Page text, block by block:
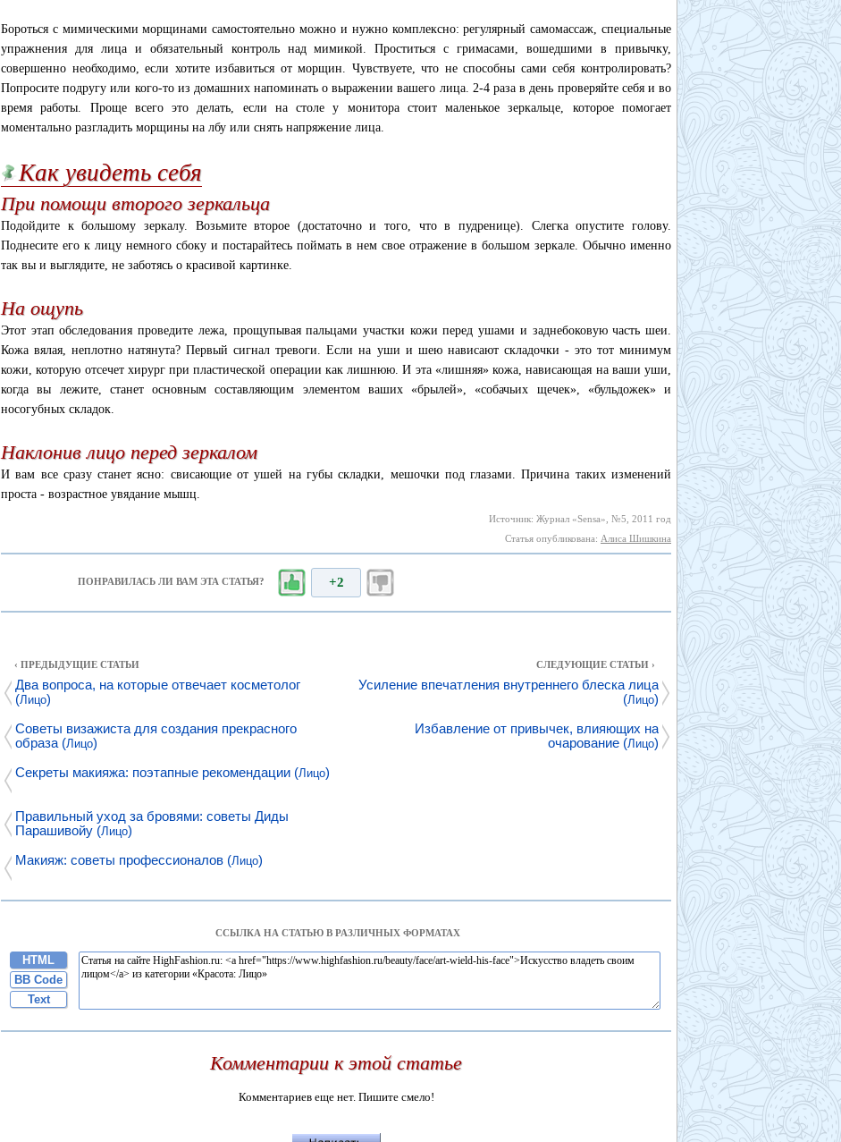
Бороться с мимическими морщинами самостоятельно можно и нужно комплексно: регулярный самомассаж, специальные
упражнения для лица и обязательный контроль над мимикой. Проститься с гримасами, вошедшими в привычку,
совершенно необходимо, если хотите избавиться от морщин. Чувствуете, что не способны сами себя контролировать?
Попросите подругу или кого-то из домашних напоминать о выражении вашего лица. 2-4 раза в день проверяйте себя и во
время работы. Проще всего это делать, если на столе у монитора стоит маленькое зеркальце, которое помогает
моментально разгладить морщины на лбу или снять напряжение лица.
Как увидеть себя
При помощи второго зеркальца
Подойдите к большому зеркалу. Возьмите второе (достаточно и того, что в пудренице). Слегка опустите голову.
Поднесите его к лицу немного сбоку и постарайтесь поймать в нем свое отражение в большом зеркале. Обычно именно
так вы и выглядите, не заботясь о красивой картинке.
На ощупь
Этот этап обследования проведите лежа, прощупывая пальцами участки кожи перед ушами и заднебоковую часть шеи.
Кожа вялая, неплотно натянута? Первый сигнал тревоги. Если на уши и шею нависают складочки - это тот минимум
кожи, которую отсечет хирург при пластической операции как лишнюю. И эта «лишняя» кожа, нависающая на ваши уши,
когда вы лежите, станет основным составляющим элементом ваших «брылей», «собачьих щечек», «бульдожек» и
носогубных складок.
Наклонив лицо перед зеркалом
И вам все сразу станет ясно: свисающие от ушей на губы складки, мешочки под глазами. Причина таких изменений
проста - возрастное увядание мышц.
Источник: Журнал «Sensa», №5, 2011 год
Статья опубликована: Алиса Шишкина
ПОНРАВИЛАСЬ ЛИ ВАМ ЭТА СТАТЬЯ? +2
‹ ПРЕДЫДУЩИЕ СТАТЬИ
Два вопроса, на которые отвечает косметолог
(Лицо)
Советы визажиста для создания прекрасного
образа (Лицо)
Секреты макияжа: поэтапные рекомендации (Лицо)
Правильный уход за бровями: советы Диды
Парашивойу (Лицо)
Макияж: советы профессионалов (Лицо)
СЛЕДУЮЩИЕ СТАТЬИ ›
Усиление впечатления внутреннего блеска лица
(Лицо)
Избавление от привычек, влияющих на
очарование (Лицо)
ССЫЛКА НА СТАТЬЮ В РАЗЛИЧНЫХ ФОРМАТАХ
HTML
BB Code
Text
Комментарии к этой статье
Комментариев еще нет. Пишите смело!